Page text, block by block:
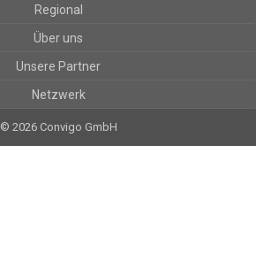
Regional
Über uns
Unsere Partner
Netzwerk
© 2026 Convigo GmbH